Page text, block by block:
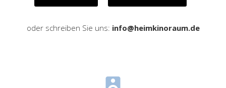
oder schreiben Sie uns: info@heimkinoraum.de